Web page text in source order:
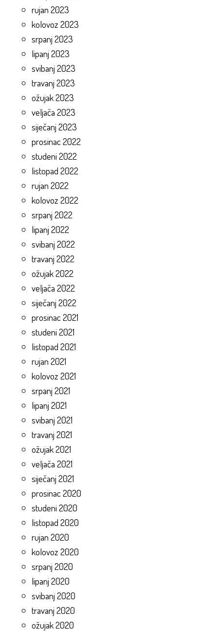
rujan 2023
kolovoz 2023
srpanj 2023
lipanj 2023
svibanj 2023
travanj 2023
ožujak 2023
veljača 2023
siječanj 2023
prosinac 2022
studeni 2022
listopad 2022
rujan 2022
kolovoz 2022
srpanj 2022
lipanj 2022
svibanj 2022
travanj 2022
ožujak 2022
veljača 2022
siječanj 2022
prosinac 2021
studeni 2021
listopad 2021
rujan 2021
kolovoz 2021
srpanj 2021
lipanj 2021
svibanj 2021
travanj 2021
ožujak 2021
veljača 2021
siječanj 2021
prosinac 2020
studeni 2020
listopad 2020
rujan 2020
kolovoz 2020
srpanj 2020
lipanj 2020
svibanj 2020
travanj 2020
ožujak 2020